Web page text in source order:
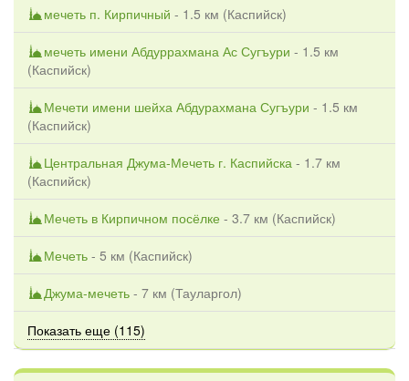
мечеть п. Кирпичный - 1.5 км (Каспийск)
мечеть имени Абдуррахмана Ас Сугъури - 1.5 км
(Каспийск)
Мечети имени шейха Абдурахмана Сугъури - 1.5 км
(Каспийск)
Центральная Джума-Мечеть г. Каспийска - 1.7 км
(Каспийск)
Мечеть в Кирпичном посёлке - 3.7 км (Каспийск)
Мечеть - 5 км (Каспийск)
Джума-мечеть - 7 км (Тауларгол)
Показать еще (115)